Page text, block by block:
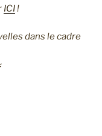
ICI!
dans le cadre